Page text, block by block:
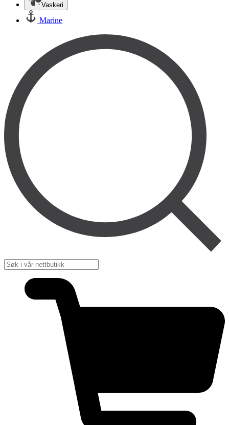
Vaskeri
Marine